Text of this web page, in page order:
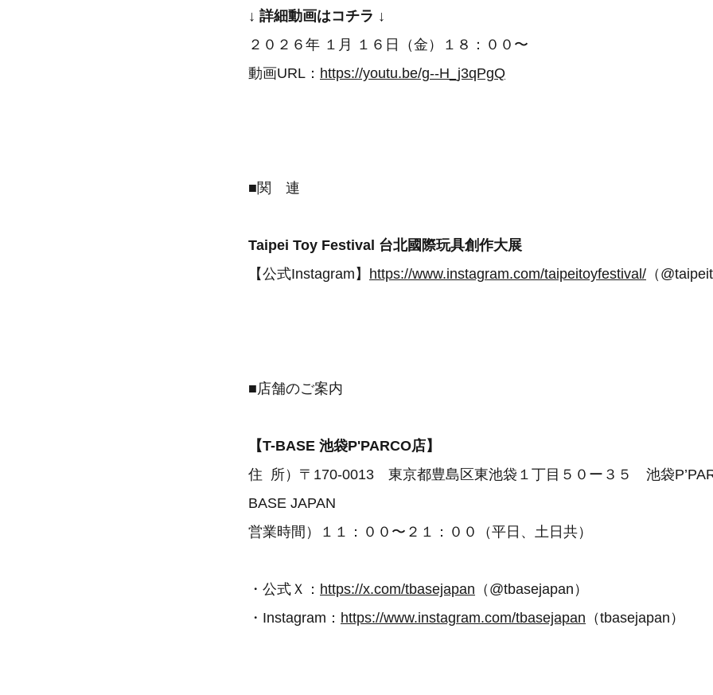
↓ 詳細動画はコチラ ↓
２０２６年 １月 １６日（金）１８：００〜
動画URL： https://youtu.be/g--H_j3qPgQ
■関 連
Taipei Toy Festival 台北國際玩具創作大展
【公式Instagram】 https://www.instagram.com/taipeitoyfestival/ （
■店舗のご案内
【T-BASE 池袋P'PARCO店】
住 所）〒170-0013 東京都豊島区東池袋１丁目５０ー３５ 池袋
BASE JAPAN
営業時間）１１：００〜２１：００（平日、土日共）
・公式Ｘ： https://x.com/tbasejapan （@tbasejapan）
・Instagram： https://www.instagram.com/tbasejapan （tbasejapan）